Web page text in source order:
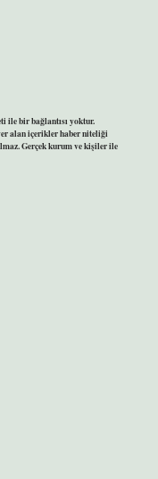
ile bir bağlantısı yoktur.
alan içerikler haber niteliği
Gerçek kurum ve kişiler ile